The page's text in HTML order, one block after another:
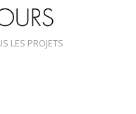
LES PROJETS